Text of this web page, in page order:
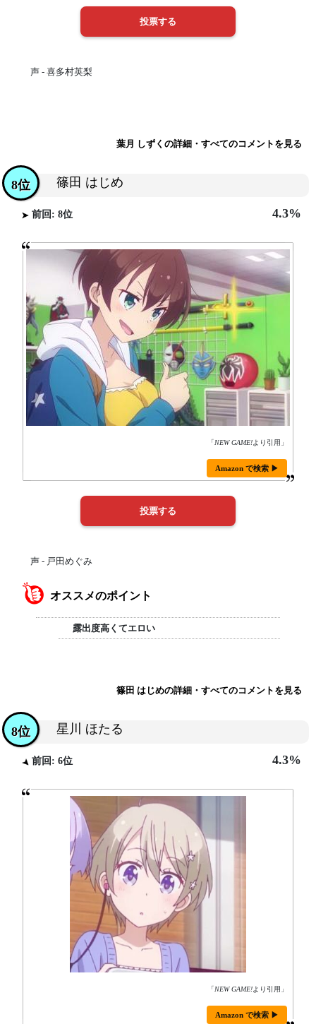
声 - 喜多村英梨
葉月 しずくの詳細・すべてのコメントを見る
篠田 はじめ
8位
前回: 8位 4.3%
「NEW GAME!より引用」
Amazon で検索 ▶
声 - 戸田めぐみ
オススメのポイント
露出度高くてエロい
篠田 はじめの詳細・すべてのコメントを見る
星川 ほたる
8位
前回: 6位 4.3%
「NEW GAME!より引用」
Amazon で検索 ▶